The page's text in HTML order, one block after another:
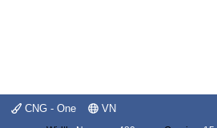
CNG - One VN